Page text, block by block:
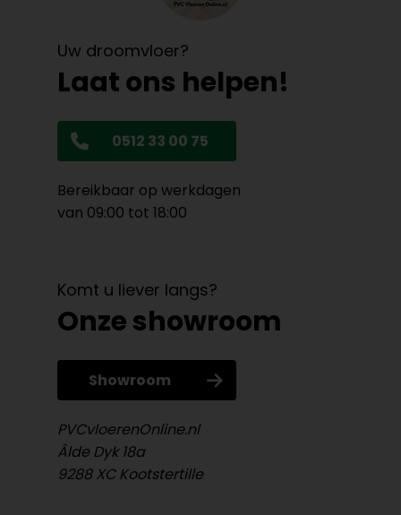
Uw droomvloer?
Laat ons helpen!
0512 33 00 75
Bereikbaar op werkdagen
van 09:00 tot 18:00
Komt u liever langs?
Onze showroom
Showroom
PVCvloerenOnline.nl
Âlde Dyk 18a
9288 XC Kootstertille